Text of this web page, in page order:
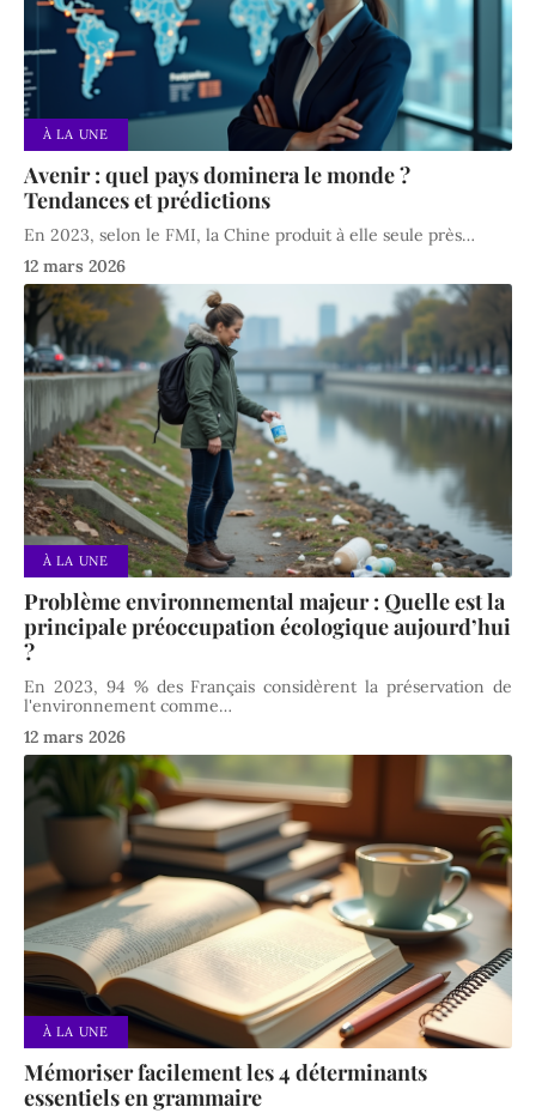
À LA UNE
Avenir : quel pays dominera le monde ?
Tendances et prédictions
En 2023, selon le FMI, la Chine produit à elle seule près…
12 mars 2026
À LA UNE
Problème environnemental majeur : Quelle est la
principale préoccupation écologique aujourd’hui
?
En 2023, 94 % des Français considèrent la préservation de
l'environnement comme…
12 mars 2026
À LA UNE
Mémoriser facilement les 4 déterminants
essentiels en grammaire